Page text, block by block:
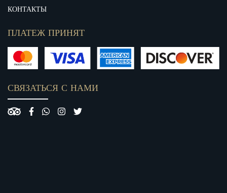
КОНТАКТЫ
ПЛАТЕЖ ПРИНЯТ
СВЯЗАТЬСЯ С НАМИ